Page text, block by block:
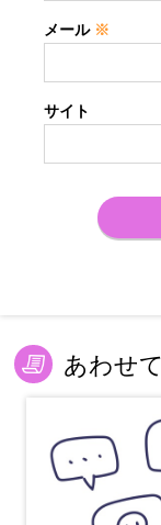
メール ※
サイト
あわせ